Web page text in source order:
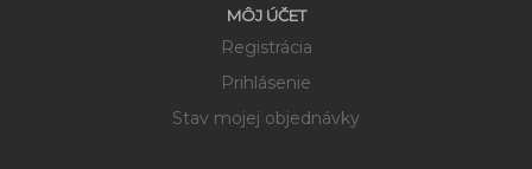
MÔJ ÚČET
Registrácia
Prihlásenie
Stav mojej objednávky